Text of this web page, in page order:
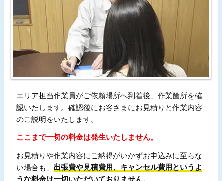
エリア担当作業員がご依頼場所へ到着後、作業箇所を確
認いたします。確認後にお客さまにお見積りと作業内容
のご説明をいたします。
ここまで一切の料金は発生いたしません。
お見積りや作業内容にご納得がいかずお申込みに至らな
い場合も、 出張費や見積費用、キャンセル費用というよ
うな料金は一切いただいておりません。